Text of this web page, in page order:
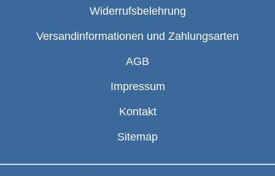
Widerrufsbelehrung
Versandinformationen und Zahlungsarten
AGB
Impressum
Kontakt
Sitemap